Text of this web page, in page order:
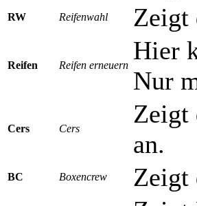
RW Reifenwahl Zeigt
Reifen Reifen erneuern
Hier
Nur
Cers Cers
Zeigt
an.
BC Boxencrew Zeigt